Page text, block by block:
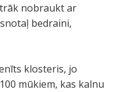
nobraukt ar
bedraini,
klosteris, jo
mūkiem, kas kalnu